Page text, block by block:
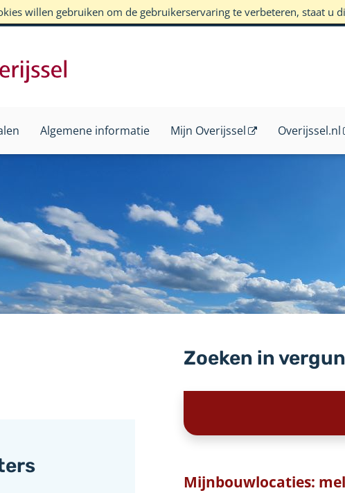
willen gebruiken om de gebruikerservaring te verbeteren, staat u
Algemene informatie Mijn Overijssel Overijssel.nl
Zoeken in
Mijnbouwlocaties: